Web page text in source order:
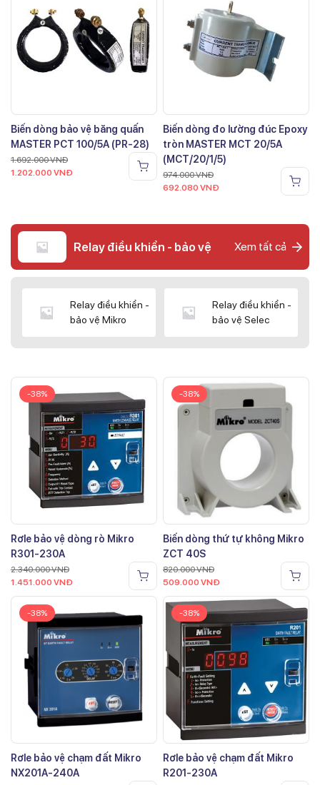
Biến dòng bảo vệ băng quấn
MASTER PCT 100/5A (PR-28)
1.692.000VNĐ
1.202.000 VNĐ
Biến dòng đo lường đúc Epoxy
tròn MASTER MCT 20/5A
(MCT/20/1/5)
974.000VNĐ
692.080 VNĐ
Relay điều khiển - bảo vệ Xem tất cả
Relay điều khiển -
bảo vệ Mikro
Relay điều khiển -
bảo vệ Selec
-38%
Rơle bảo vệ dòng rò Mikro
R301-230A
2.340.000VNĐ
1.451.000 VNĐ
-38%
Biến dòng thứ tự không Mikro
ZCT 40S
820.000VNĐ
509.000 VNĐ
-38%
Rơle bảo vệ chạm đất Mikro
NX201A-240A
-38%
Rơle bảo vệ chạm đất Mikro
R201-230A